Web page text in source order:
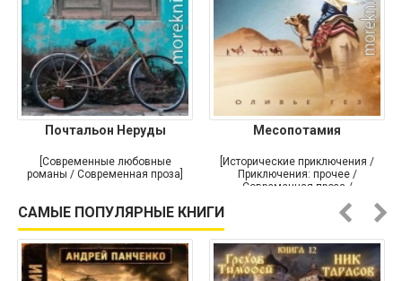
Почтальон Неруды
[Современные любовные
романы / Современная проза]
Месопотамия
[Исторические приключения /
Приключения: прочее /
Современная проза /
САМЫЕ ПОПУЛЯРНЫЕ КНИГИ